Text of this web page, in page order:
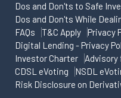
Dos and Don'ts to Safe
Dos and Don'ts While
FAQs
T&C Apply
Privacy
Digital Lending - Privacy
Investor Charter
Advisory
CDSL eVoting
NSDL
Risk Disclosure on